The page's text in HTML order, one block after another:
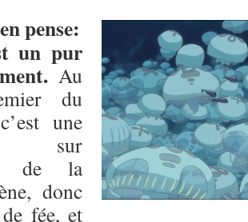
pense:
un pur
Au
du
une
sur
de la
donc
fée, et